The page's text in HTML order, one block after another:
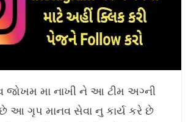
જોખમ મા નાખી ને આ ટીમ અગ્ની
આ ગૃપ માનવ સેવા નુ કાર્ય કરે છે